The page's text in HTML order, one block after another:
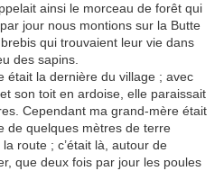
ainsi le morceau de forêt qui
jour nous montions sur la Butte
qui trouvaient leur vie dans
des sapins.
était la dernière du village ; avec
son toit en ardoise, elle paraissait
Cependant ma grand-mère était
de quelques mètres de terre
route ; c’était là, autour de
que deux fois par jour les poules